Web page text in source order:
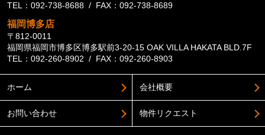
TEL：092-738-8688 / FAX：092-738-8689
福岡博多店
〒812-0011
福岡県福岡市博多区博多駅前3-20-15 OAK VILLA HAKATA BLD.7F
TEL：092-260-8902 / FAX：092-260-8903
ホーム 会社概要
お問い合わせ 物件リクエスト